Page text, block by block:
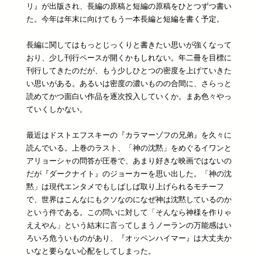
リ』が出版され、長編の原稿と短編の原稿をひとつずつ書い
た。今年は年末に向けてもう一本長編と短編を書く予定。
長編に関してはもっとじっくりと書きたい思いが強くなって
おり、少し刊行ペースが開くかもしれない。年二冊を目標に
刊行してきたのだが、もう少しひとつの密度を上げていきた
い思いがある。あるいは密度の濃いものの合間に、さらっと
読めてかつ面白い作品を逐次投入していくか。まあ色々やっ
ていくしかない。
最近はドストエフスキーの『カラマーゾフの兄弟』を久々に
読んでいる。上巻のラスト、「神の沈黙」をめぐるイワンと
アリョーシャの問答が圧巻で、あまり好きな映画ではないの
だが『ダークナイト』のジョーカーを思い出した。「神の沈
黙」は現代エンタメでもしばしば取り上げられるモチーフ
で、世界はこんなにもクソなのになぜ神は沈黙しているのか
という件である。この問いに対して「そんなら神様を作りゃ
ええやん」という結末に言ってしまうノーランの万能感はい
ろいろ危ういものがあり、『オッペンハイマー』は大丈夫か
いなと要らない心配をしてしまった。